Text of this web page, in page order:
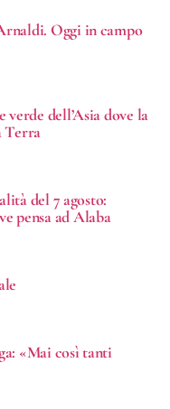
Oggi in campo
dell’Asia dove la
Terra
del 7 agosto:
pensa ad Alaba
«Mai così tanti